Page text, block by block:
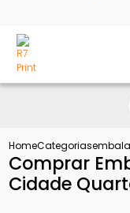
HomeCategorias
Comprar
Cidade